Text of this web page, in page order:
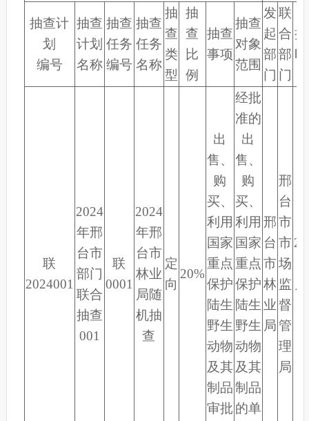
抽查计
划
编号
抽查
计划
名称
抽查
任务
编号
抽查
任务
名称
抽
查
类
型
抽
查
比
例
抽查
事项
抽查
对象
范围
发
起
部
门
联
合
部
门
联
2024001
2024
年邢
台市
部门
联合
抽查
001
联
0001
2024
年邢
台市
林业
局随
机抽
查
定
向
20%
出
售、
购
买、
利用
国家
重点
保护
陆生
野生
动物
及其
制品
审批
经批
准的
出
售、
购
买、
利用
国家
重点
保护
陆生
野生
动物
及其
制品
的单
邢
台
市
林
业
局
邢
台
市
市
场
监
督
管
理
局